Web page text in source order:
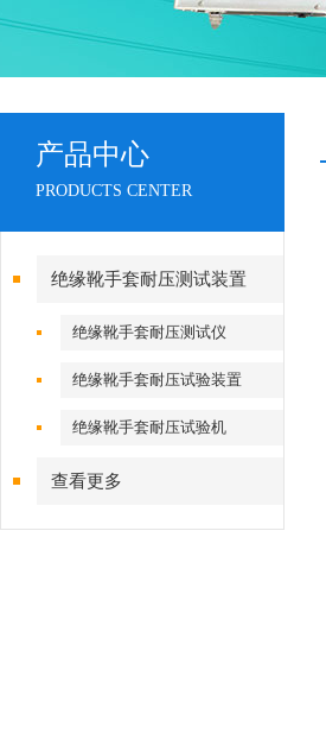
产品中心
PRODUCTS CENTER
绝缘靴手套耐压测试装置
绝缘靴手套耐压测试仪
绝缘靴手套耐压试验装置
绝缘靴手套耐压试验机
查看更多